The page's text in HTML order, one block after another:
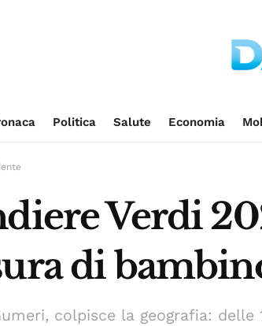
Politica Salute Economia
Verdi
di
colpisce la geografia: